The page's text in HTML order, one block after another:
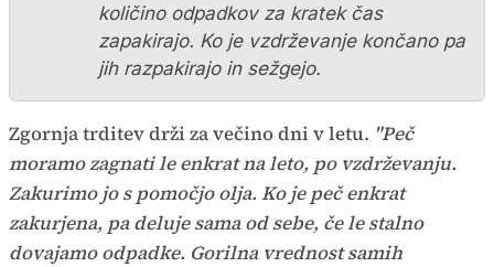
količino odpadkov za kratek čas
zapakirajo. Ko je vzdrževanje končano pa
jih razpakirajo in sežgejo.
Zgornja trditev drži za večino dni v letu. "Peč
moramo zagnati le enkrat na leto, po vzdrževanju.
Zakurimo jo s pomočjo olja. Ko je peč enkrat
zakurjena, pa deluje sama od sebe, če le stalno
dovajamo odpadke. Gorilna vrednost samih